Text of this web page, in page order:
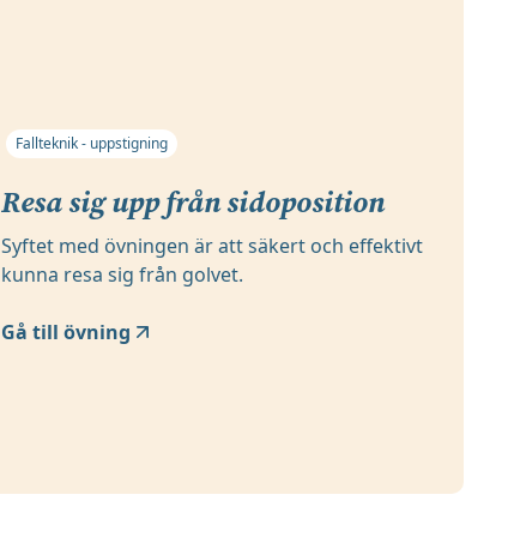
Fallteknik - uppstigning
Resa sig upp från sidoposition
Syftet med övningen är att säkert och effektivt
kunna resa sig från golvet.
Gå till övning